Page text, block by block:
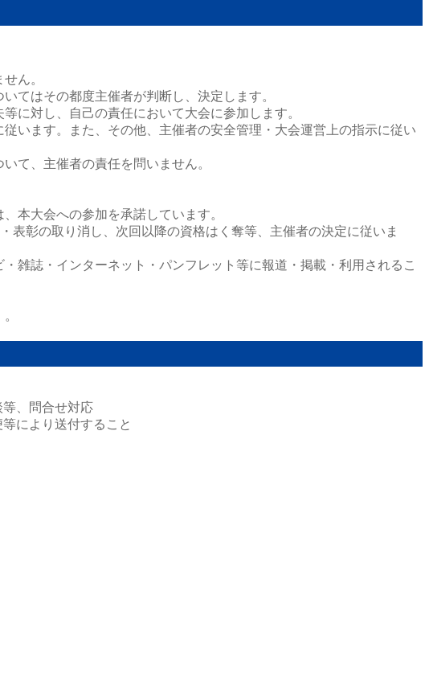
ん。
てはその都度主催者が判断し、決定します。
に対し、自己の責任において大会に参加します。
います。また、その他、主催者の安全管理・大会運営上の指示に従い
て、主催者の責任を問いません。
本大会への参加を承諾しています。
彰の取り消し、次回以降の資格はく奪等、主催者の決定に従いま
雑誌・インターネット・パンフレット等に報道・掲載・利用されるこ
、問合せ対応
により送付すること